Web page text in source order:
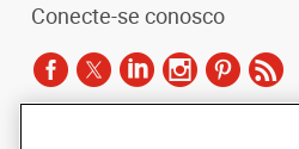
Conecte-se conosco